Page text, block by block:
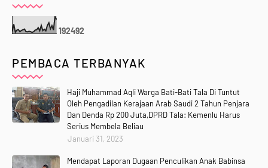
192492
PEMBACA TERBANYAK
Haji Muhammad Aqli Warga Bati-Bati Tala Di Tuntut
Oleh Pengadilan Kerajaan Arab Saudi 2 Tahun Penjara
Dan Denda Rp 200 Juta,DPRD Tala: Kemenlu Harus
Serius Membela Beliau
Januari 31, 2023
Mendapat Laporan Dugaan Penculikan Anak Babinsa